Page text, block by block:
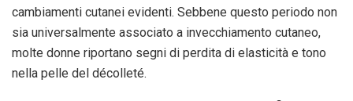
cambiamenti cutanei evidenti. Sebbene questo periodo non
sia universalmente associato a invecchiamento cutaneo,
molte donne riportano segni di perdita di elasticità e tono
nella pelle del décolleté.